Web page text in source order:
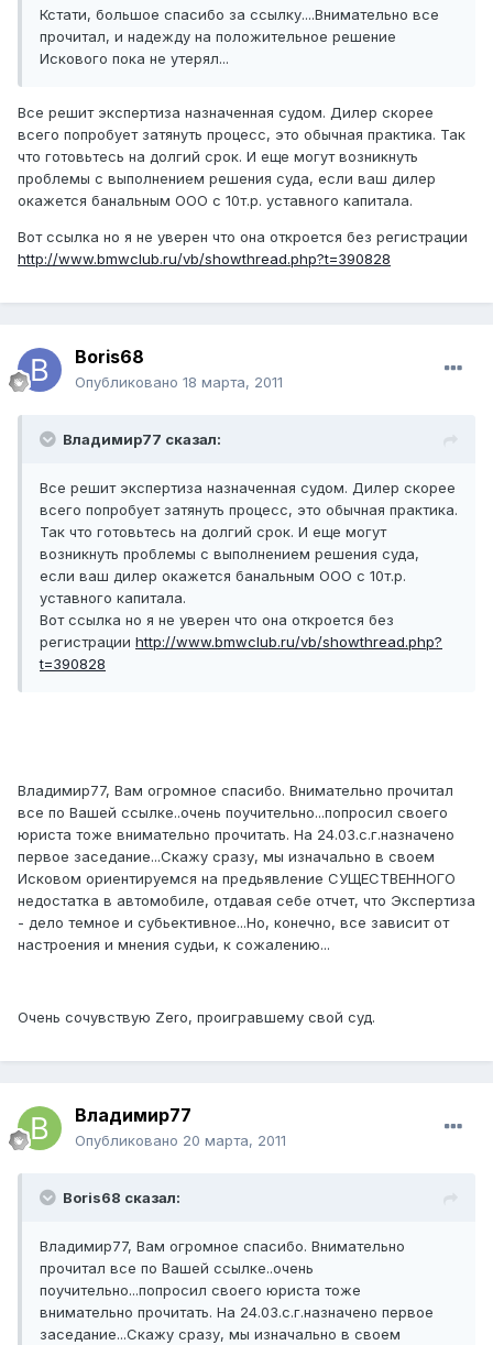
Кстати, большое спасибо за ссылку....Внимательно все
прочитал, и надежду на положительное решение
Искового пока не утерял...
Все решит экспертиза назначенная судом. Дилер скорее
всего попробует затянуть процесс, это обычная практика. Так
что готовьтесь на долгий срок. И еще могут возникнуть
проблемы с выполнением решения суда, если ваш дилер
окажется банальным ООО с 10т.р. уставного капитала.
Вот ссылка но я не уверен что она откроется без регистрации
http://www.bmwclub.ru/vb/showthread.php?t=390828
Boris68
Опубликовано 18 марта, 2011
Владимир77 сказал:
Все решит экспертиза назначенная судом. Дилер скорее
всего попробует затянуть процесс, это обычная практика.
Так что готовьтесь на долгий срок. И еще могут
возникнуть проблемы с выполнением решения суда,
если ваш дилер окажется банальным ООО с 10т.р.
уставного капитала.
Вот ссылка но я не уверен что она откроется без
регистрации http://www.bmwclub.ru/vb/showthread.php?
t=390828
Владимир77, Вам огромное спасибо. Внимательно прочитал
все по Вашей ссылке..очень поучительно...попросил своего
юриста тоже внимательно прочитать. На 24.03.с.г.назначено
первое заседание...Скажу сразу, мы изначально в своем
Исковом ориентируемся на предьявление СУЩЕСТВЕННОГО
недостатка в автомобиле, отдавая себе отчет, что Экспертиза
- дело темное и субьективное...Но, конечно, все зависит от
настроения и мнения судьи, к сожалению...
Очень сочувствую Zerо, проигравшему свой суд.
Владимир77
Опубликовано 20 марта, 2011
Boris68 сказал:
Владимир77, Вам огромное спасибо. Внимательно
прочитал все по Вашей ссылке..очень
поучительно...попросил своего юриста тоже
внимательно прочитать. На 24.03.с.г.назначено первое
заседание...Скажу сразу, мы изначально в своем